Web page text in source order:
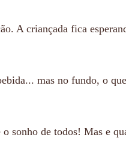
A criançada fica
mas no fundo, o
sonho de todos! Mas e